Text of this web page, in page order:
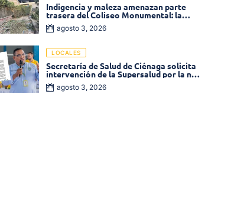
Indigencia y maleza amenazan parte
trasera del Coliseo Monumental: la
comunidad exige acción inmediata!
agosto 3, 2026
LOCALES
Secretaría de Salud de Ciénaga solicita
intervención de la Supersalud por la no
entrega de medicamentos en las EPS
agosto 3, 2026